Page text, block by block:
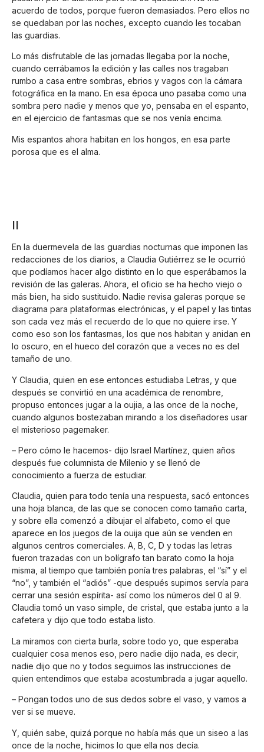
acuerdo de todos, porque fueron demasiados. Pero ellos no
se quedaban por las noches, excepto cuando les tocaban
las guardias.
Lo más disfrutable de las jornadas llegaba por la noche,
cuando cerrábamos la edición y las calles nos tragaban
rumbo a casa entre sombras, ebrios y vagos con la cámara
fotográfica en la mano. En esa época uno pasaba como una
sombra pero nadie y menos que yo, pensaba en el espanto,
en el ejercicio de fantasmas que se nos venía encima.
Mis espantos ahora habitan en los hongos, en esa parte
porosa que es el alma.
II
En la duermevela de las guardias nocturnas que imponen las
redacciones de los diarios, a Claudia Gutiérrez se le ocurrió
que podíamos hacer algo distinto en lo que esperábamos la
revisión de las galeras. Ahora, el oficio se ha hecho viejo o
más bien, ha sido sustituido. Nadie revisa galeras porque se
diagrama para plataformas electrónicas, y el papel y las tintas
son cada vez más el recuerdo de lo que no quiere irse. Y
como eso son los fantasmas, los que nos habitan y anidan en
lo oscuro, en el hueco del corazón que a veces no es del
tamaño de uno.
Y Claudia, quien en ese entonces estudiaba Letras, y que
después se convirtió en una académica de renombre,
propuso entonces jugar a la oujia, a las once de la noche,
cuando algunos bostezaban mirando a los diseñadores usar
el misterioso pagemaker.
– Pero cómo le hacemos- dijo Israel Martínez, quien años
después fue columnista de Milenio y se llenó de
conocimiento a fuerza de estudiar.
Claudia, quien para todo tenía una respuesta, sacó entonces
una hoja blanca, de las que se conocen como tamaño carta,
y sobre ella comenzó a dibujar el alfabeto, como el que
aparece en los juegos de la ouija que aún se venden en
algunos centros comerciales. A, B, C, D y todas las letras
fueron trazadas con un bolígrafo tan barato como la hoja
misma, al tiempo que también ponía tres palabras, el “sí” y el
“no”, y también el “adiós” -que después supimos servía para
cerrar una sesión espírita- así como los números del 0 al 9.
Claudia tomó un vaso simple, de cristal, que estaba junto a la
cafetera y dijo que todo estaba listo.
La miramos con cierta burla, sobre todo yo, que esperaba
cualquier cosa menos eso, pero nadie dijo nada, es decir,
nadie dijo que no y todos seguimos las instrucciones de
quien entendimos que estaba acostumbrada a jugar aquello.
– Pongan todos uno de sus dedos sobre el vaso, y vamos a
ver si se mueve.
Y, quién sabe, quizá porque no había más que un siseo a las
once de la noche, hicimos lo que ella nos decía.